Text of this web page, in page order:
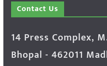
Contact Us
14 Press Complex,
Bhopal - 462011